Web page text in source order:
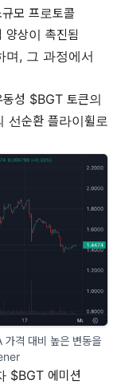
모 프로토콜
양상이 촉진됨
며, 그 과정에서
성 $BGT 토큰의
선순환 플라이휠로
격 대비 높은 변동을
$BGT 에미션